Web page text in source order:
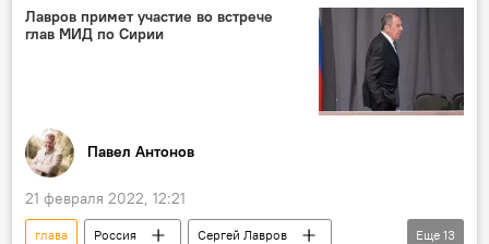
ЖИЗНЬ
Лавров примет участие во встрече
глав МИД по Сирии
Павел Антонов
21 февраля 2022, 12:21
глава Россия
Сергей Лавров
Еще 13